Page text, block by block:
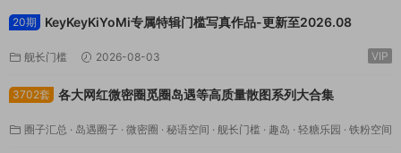
20期 KeyKeyKiYoMi专属特辑门槛写真作品-更新至2026.08
舰长门槛 2026-08-03 VIP
3702套 各大网红微密圈觅圈岛遇等高质量散图系列大合集
圈子汇总 · 岛遇圈子 · 微密圈 · 秘语空间 · 舰长门槛 · 趣岛 · 轻糖乐园 · 铁粉空间